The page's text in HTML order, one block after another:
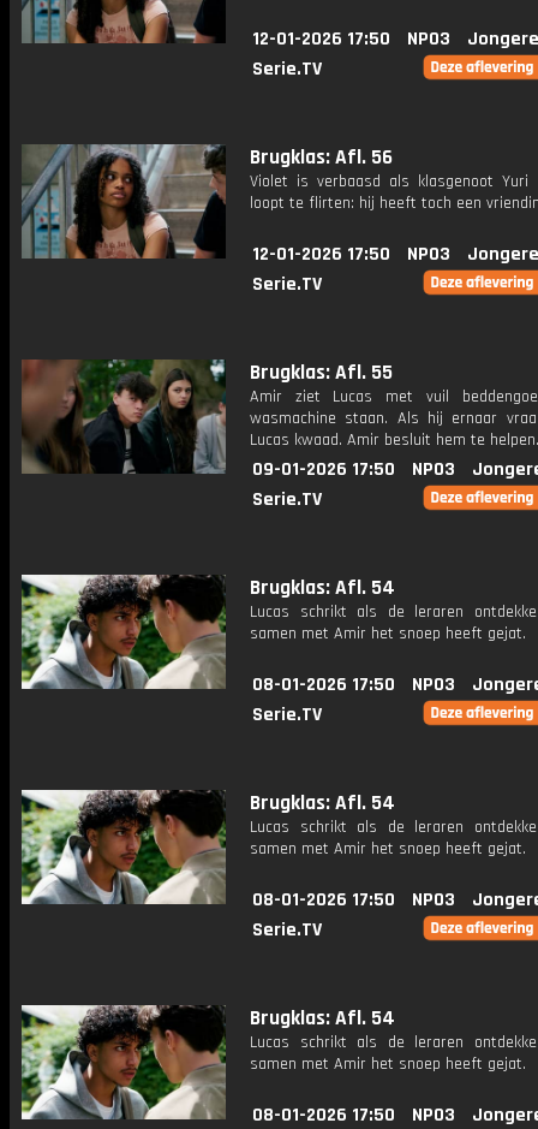
12-01-2026 17:50 NPO3
Serie.TV
Brugklas: Afl. 56
Violet is verbaasd als klasgenoot Yuri
loopt te flirten: hij heeft toch een
12-01-2026 17:50 NPO3
Serie.TV
Brugklas: Afl. 55
Amir ziet Lucas met vuil
wasmachine staan. Als hij ernaar
Lucas kwaad. Amir besluit hem te helpen.
09-01-2026 17:50 NPO3
Serie.TV
Brugklas: Afl. 54
Lucas schrikt als de leraren
samen met Amir het snoep heeft gejat.
08-01-2026 17:50 NPO3
Serie.TV
Brugklas: Afl. 54
Lucas schrikt als de leraren
samen met Amir het snoep heeft gejat.
08-01-2026 17:50 NPO3
Serie.TV
Brugklas: Afl. 54
Lucas schrikt als de leraren
samen met Amir het snoep heeft gejat.
08-01-2026 17:50 NPO3